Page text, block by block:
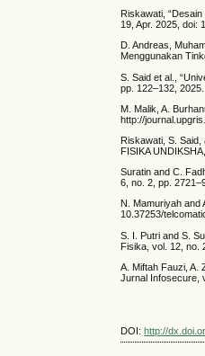
Riskawati,
19, Apr. 2025, doi:
D. Andreas,
Menggunakan
S. Said et al.,
pp. 122–132, 2025.
M. Malik, A.
http://
Riskawati, S.
FISIKA
Suratin and C.
6, no. 2, pp.
N. Mamuriyah and
10.37253/
S. I. Putri and S.
Fisika, vol. 12, no.
A. Miftah Fauzi, A.
Jurnal Infosecure,
DOI:http://